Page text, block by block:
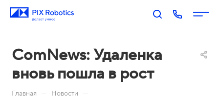
ComNews: Удаленка
вновь пошла в рост
Главная — Новости —